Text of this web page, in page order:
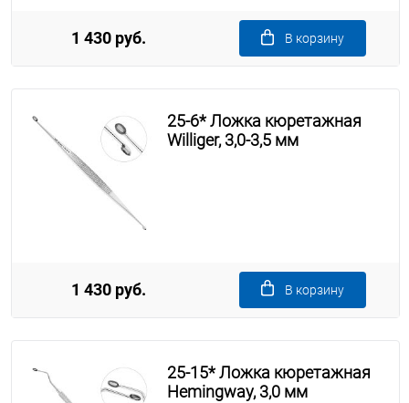
1 430 руб. В корзину
25-6* Ложка кюретажная
Williger, 3,0-3,5 мм
1 430 руб. В корзину
25-15* Ложка кюретажная
Hemingway, 3,0 мм